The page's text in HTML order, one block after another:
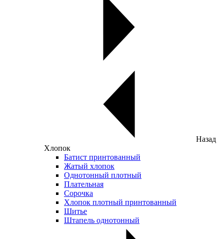
Назад
Хлопок
Батист принтованный
Жатый хлопок
Однотонный плотный
Плательная
Сорочка
Хлопок плотный принтованный
Шитье
Штапель однотонный